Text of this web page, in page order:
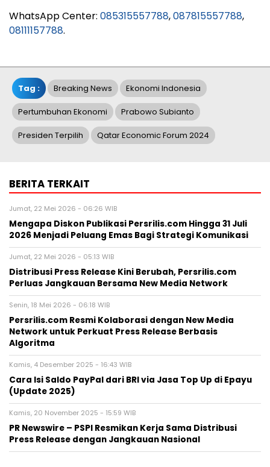
WhatsApp Center: 085315557788,087815557788,
08111157788.
Tag : Breaking News Ekonomi Indonesia
Pertumbuhan Ekonomi Prabowo Subianto
Presiden Terpilih Qatar Economic Forum 2024
BERITA TERKAIT
Jumat, 22 Mei 2026 - 06:26 WIB
Mengapa Diskon Publikasi Persrilis.com Hingga 31 Juli
2026 Menjadi Peluang Emas Bagi Strategi Komunikasi
Jumat, 22 Mei 2026 - 05:13 WIB
Distribusi Press Release Kini Berubah, Persrilis.com
Perluas Jangkauan Bersama New Media Network
Senin, 18 Mei 2026 - 06:18 WIB
Persrilis.com Resmi Kolaborasi dengan New Media
Network untuk Perkuat Press Release Berbasis
Algoritma
Kamis, 4 Desember 2025 - 16:43 WIB
Cara Isi Saldo PayPal dari BRI via Jasa Top Up di Epayu
(Update 2025)
Kamis, 20 November 2025 - 15:59 WIB
PR Newswire – PSPI Resmikan Kerja Sama Distribusi
Press Release dengan Jangkauan Nasional